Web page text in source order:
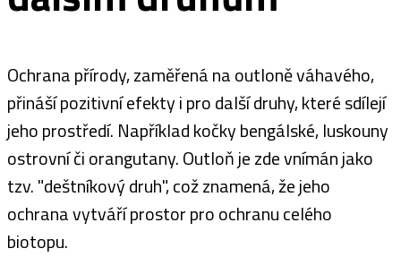
Ochrana přírody, zaměřená na outloně váhavého,
přináší pozitivní efekty i pro další druhy, které sdílejí
jeho prostředí. Například kočky bengálské, luskouny
ostrovní či orangutany. Outloň je zde vnímán jako
tzv. "deštníkový druh", což znamená, že jeho
ochrana vytváří prostor pro ochranu celého
biotopu.